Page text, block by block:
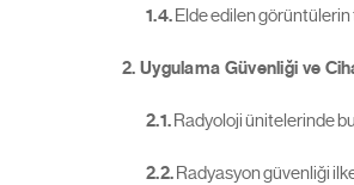
1.4.Elde edilen
2. Uygulama Güvenliği ve
2.1.Radyoloji ünitelerinde
2.2.Radyasyon güvenliği